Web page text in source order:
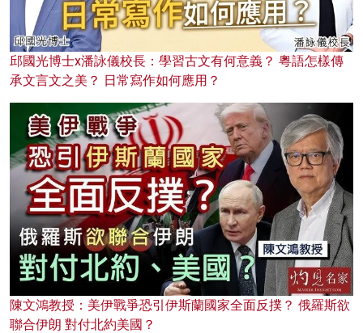
邱國光博士x潘詠儀校長：學習古文有何意義？ 粵語怎樣傳
承文言文之美？ 日常寫作如何應用？
陳文鴻教授：美伊戰爭恐引伊斯蘭國家全面反撲？ 俄羅斯欲
聯合伊朗 對付北約美國？